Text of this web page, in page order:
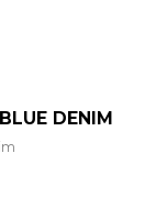
DENIM